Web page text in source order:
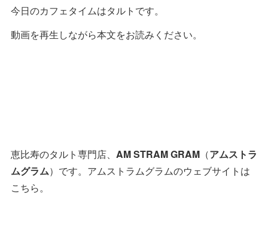
今日のカフェタイムはタルトです。
動画を再生しながら本文をお読みください。
恵比寿のタルト専門店、 AM STRAM GRAM （アムストラ
ムグラム）です。アムストラムグラムのウェブサイトは
こちら。